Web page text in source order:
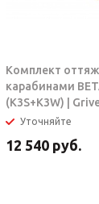
Комплект
карабинами
(K3S+K3W) |
Уточняйте
12 540 руб.